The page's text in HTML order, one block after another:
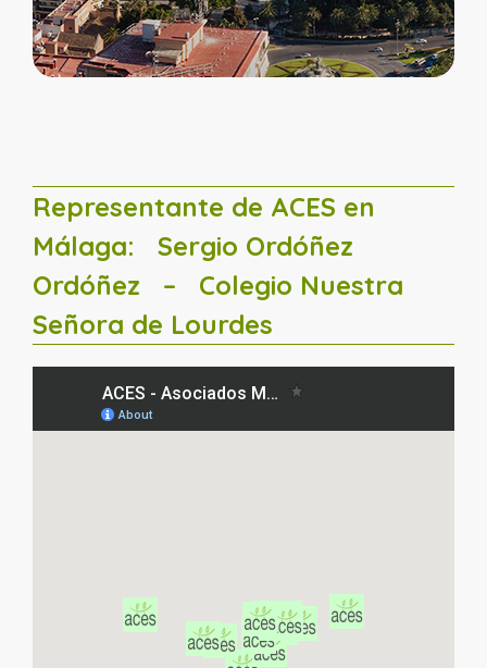
Representante de ACES en
Málaga:
Sergio Ordóñez
Ordóñez
– Colegio Nuestra
Señora de Lourdes